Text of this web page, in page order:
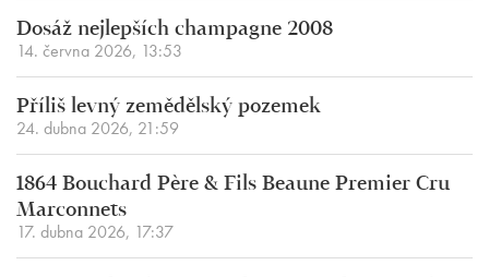
Dosáž nejlepších champagne 2008
14. června 2026, 13:53
Příliš levný zemědělský pozemek
24. dubna 2026, 21:59
1864 Bouchard Père & Fils Beaune Premier Cru
Marconnets
17. dubna 2026, 17:37